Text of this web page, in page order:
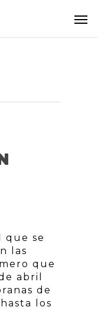
que se
las
que
abril
de
los